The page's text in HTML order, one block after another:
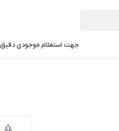
جهت استعلام موجودی دقیق با ما